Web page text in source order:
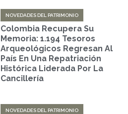
NOVEDADES DEL PATRIMONIO
Colombia Recupera Su
Memoria: 1.194 Tesoros
Arqueológicos Regresan Al
País En Una Repatriación
Histórica Liderada Por La
Cancillería
NOVEDADES DEL PATRIMONIO